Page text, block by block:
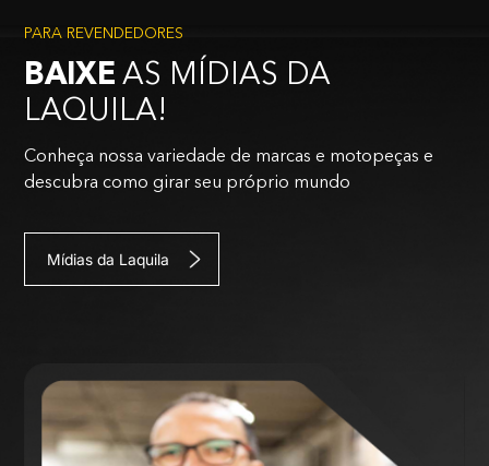
PARA REVENDEDORES
BAIXE AS MÍDIAS DA
LAQUILA!
Conheça nossa variedade de marcas e motopeças e
descubra como girar seu próprio mundo
Mídias da Laquila